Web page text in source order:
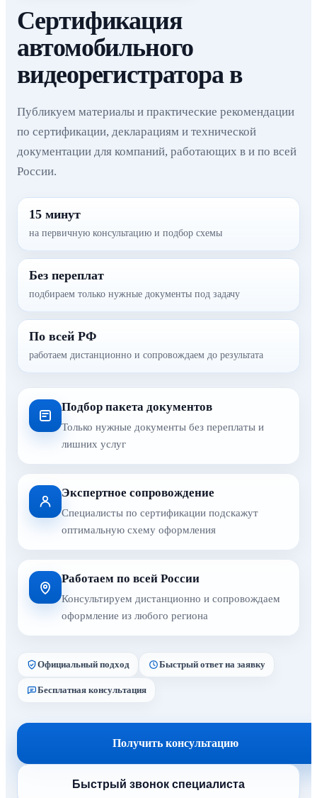
Сертификация
автомобильного
видеорегистратора в
Публикуем материалы и практические рекомендации
по сертификации, декларациям и технической
документации для компаний, работающих в и по всей
России.
15 минут
на первичную консультацию и подбор схемы
Без переплат
подбираем только нужные документы под задачу
По всей РФ
работаем дистанционно и сопровождаем до результата
Подбор пакета документов
Только нужные документы без переплаты и
лишних услуг
Экспертное сопровождение
Специалисты по сертификации подскажут
оптимальную схему оформления
Работаем по всей России
Консультируем дистанционно и сопровождаем
оформление из любого региона
Официальный подход Быстрый ответ на заявку
Бесплатная консультация
Получить консультацию
Быстрый звонок специалиста